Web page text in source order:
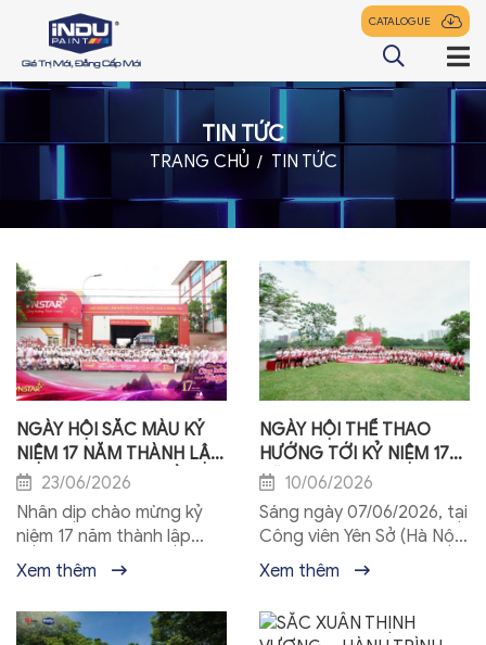
TRANG CHỦ
SẢN PHẨM
ĐẠI LÝ
TIN TỨC
LIÊN HỆ
z
CATALOGUE
TRANG CHỦ TIN TỨC
TIN TỨC
NGÀY HỘI SẮC MÀU KỶ
NIỆM 17 NĂM THÀNH LẬP
SAO VIỆT NAM – ĐỒNG
LÒNG CỘNG HƯỞNG –
BỨT PHÁ VƯƠN XA
23/06/2026
Nhân dịp chào mừng kỷ
niệm 17 năm thành lập
Công ty Cổ phần Sao Việt
tập thể CBNV đã cùng
nhau tham gia...
Xem thêm
NGÀY HỘI THỂ THAO
HƯỚNG TỚI KỶ NIỆM 17
NĂM THÀNH LẬP SAO
VIỆT NAM: KEEP RUNNING
2026
10/06/2026
Sáng ngày 07/06/2026, tại
Công viên Yên Sở (Hà Nội),
Công ty Cổ phần Sao Việt
công Ngày hội thể thao
"KEEP RUNNING...
Xem thêm